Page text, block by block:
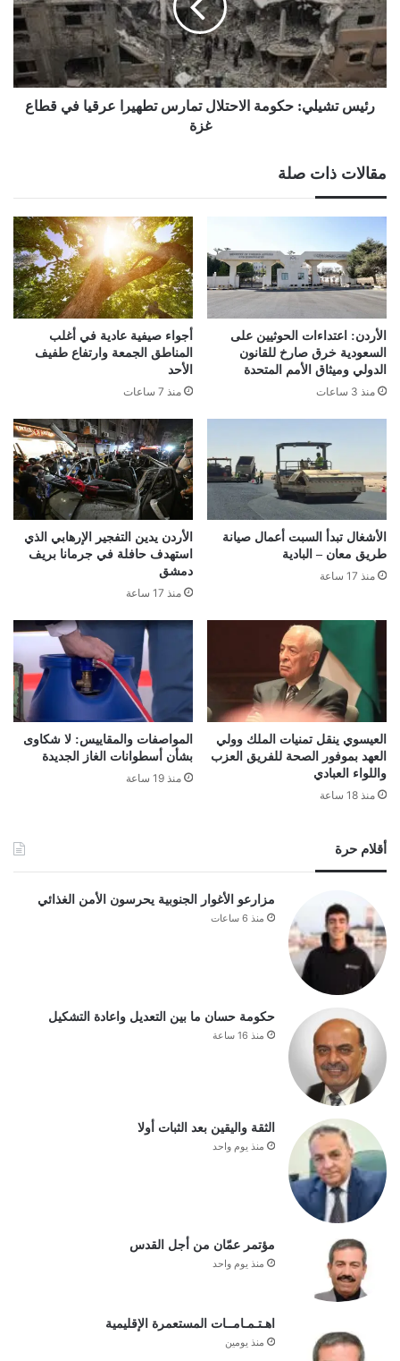
تمارس
تطهيرا
عرقيا
في
قطاع
غزةرئيس تشيلي: حكومة الاحتلال تمارس تطهيرا عرقيا في قطاع
غزة
مقالات ذات صلة
الأردن: اعتداءات الحوثيين على
السعودية خرق صارخ للقانون
الدولي وميثاق الأمم المتحدة
منذ 3 ساعات
أجواء صيفية عادية في أغلب
المناطق الجمعة وارتفاع طفيف
الأحد
منذ 7 ساعات
الأشغال تبدأ السبت أعمال صيانة
طريق معان – البادية
منذ 17 ساعة
الأردن يدين التفجير الإرهابي الذي
استهدف حافلة في جرمانا بريف
دمشق
منذ 17 ساعة
العيسوي ينقل تمنيات الملك وولي
العهد بموفور الصحة للفريق العزب
واللواء العبادي
منذ 18 ساعة
المواصفات والمقاييس: لا شكاوى
بشأن أسطوانات الغاز الجديدة
منذ 19 ساعة
أقلام حرة
مزارعو الأغوار الجنوبية يحرسون الأمن الغذائي
منذ 6 ساعات
حكومة حسان ما بين التعديل واعادة التشكيل
منذ 16 ساعة
الثقة واليقين بعد الثبات أولا
منذ يوم واحد
مؤتمر عمّان من أجل القدس
منذ يوم واحد
اهـتـمـامــات المستعمرة الإقليمية
منذ يومين